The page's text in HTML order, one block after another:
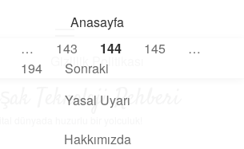
Anasayfa
Gizlilik Politikası
Yasal Uyarı
Hakkımızda
aç
Teknoloji Rehberi
… 143 144 145
…
194
Sonraki